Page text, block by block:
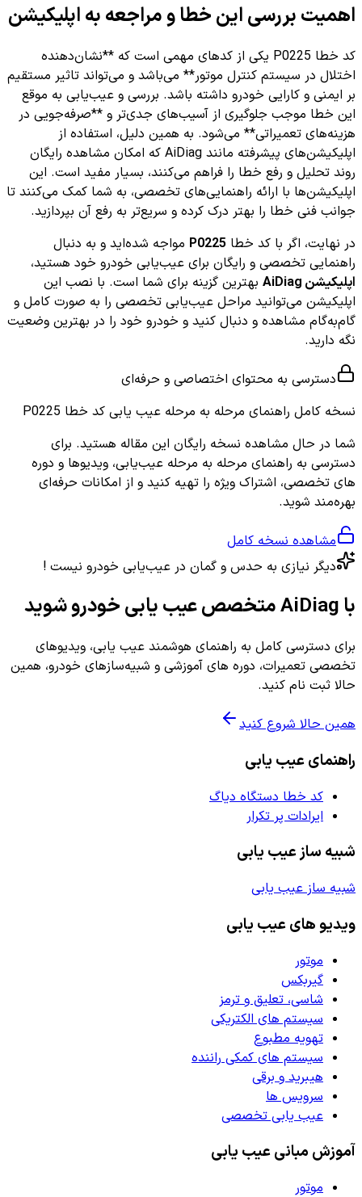
اهمیت بررسی این خطا و مراجعه به اپلیکیشن
کد خطا P0225 یکی از کدهای مهمی است که **نشان‌دهنده
اختلال در سیستم کنترل موتور** می‌باشد و می‌تواند تاثیر مستقیم
بر ایمنی و کارایی خودرو داشته باشد. بررسی و عیب‌یابی به موقع
این خطا موجب جلوگیری از آسیب‌های جدی‌تر و **صرفه‌جویی در
هزینه‌های تعمیراتی** می‌شود. به همین دلیل، استفاده از
اپلیکیشن‌های پیشرفته مانند AiDiag که امکان مشاهده رایگان
روند تحلیل و رفع خطا را فراهم می‌کنند، بسیار مفید است. این
اپلیکیشن‌ها با ارائه راهنمایی‌های تخصصی، به شما کمک می‌کنند تا
جوانب فنی خطا را بهتر درک کرده و سریع‌تر به رفع آن بپردازید.
در نهایت، اگر با کد خطا P0225 مواجه شده‌اید و به دنبال
راهنمایی تخصصی و رایگان برای عیب‌یابی خودرو خود هستید،
اپلیکیشن AiDiag
بهترین گزینه برای شما است. با نصب این
اپلیکیشن می‌توانید مراحل عیب‌یابی تخصصی را به صورت کامل و
گام‌به‌گام مشاهده و دنبال کنید و خودرو خود را در بهترین وضعیت
نگه دارید.
دسترسی به محتوای اختصاصی و حرفه‌ای
نسخه کامل راهنمای مرحله به مرحله عیب یابی کد خطا P0225
شما در حال مشاهده نسخه رایگان این مقاله هستید. برای
دسترسی به راهنمای مرحله به مرحله عیب‌یابی، ویدیوها و دوره
های تخصصی، اشتراک ویژه را تهیه کنید و از امکانات حرفه‌ای
بهره‌مند شوید.
مشاهده نسخه کامل
دیگر نیازی به حدس و گمان در عیب‌یابی خودرو نیست !
با AiDiag متخصص عیب یابی خودرو شوید
برای دسترسی کامل به راهنمای هوشمند عیب یابی، ویدیوهای
تخصصی تعمیرات، دوره های آموزشی و شبیه‌سازهای خودرو، همین
حالا ثبت نام کنید.
همین حالا شروع کنید
راهنمای عیب یابی
کد خطا دستگاه دیاگ
ایرادات پر تکرار
شبیه ساز عیب یابی
شبیه ساز عیب یابی
ویدیو های عیب یابی
موتور
گیربکس
شاسی، تعلیق و ترمز
سیستم های الکتریکی
تهویه مطبوع
سیستم های کمکی راننده
هیبرید و برقی
سرویس ها
عیب یابی تخصصی
آموزش مبانی عیب یابی
موتور